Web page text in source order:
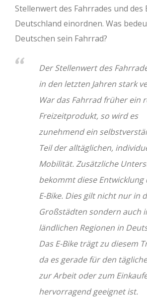
Stellenwert des Fahrrades und des
Deutschland einordnen. Was
Deutschen sein Fahrrad?
Der Stellenwert des
in den letzten Jahren stark
War das Fahrrad früher ein
Freizeitprodukt, so wird es
zunehmend ein
Teil der alltäglichen,
Mobilität. Zusätzliche
bekommt diese Entwicklung
E-Bike. Dies gilt nicht nur in
Großstädten sondern auch
ländlichen Regionen in
Das E-Bike trägt zu diesem
da es gerade für den
zur Arbeit oder zum
hervorragend geeignet ist.